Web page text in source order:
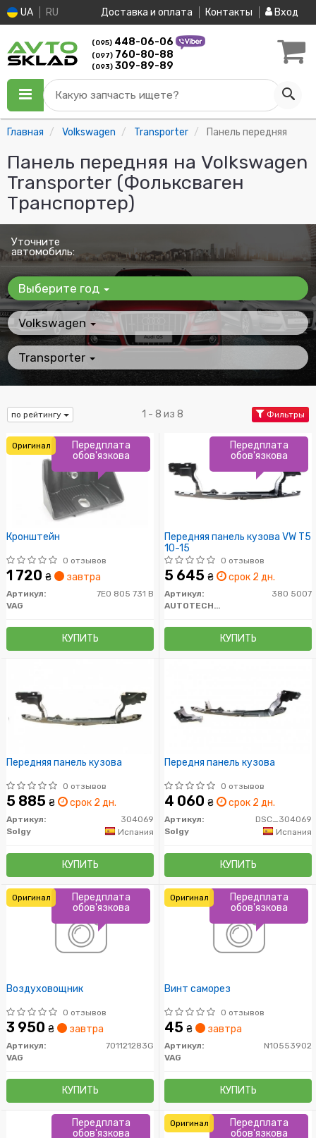
UA RU Доставка и оплата Контакты Вход
(095) 448-06-06
(097) 760-80-88
(093) 309-89-89
Какую запчасть ищете?
Главная Volkswagen Transporter Панель передняя
Панель передняя на Volkswagen
Transporter (Фольксваген
Транспортер)
Уточните
автомобиль:
Выберите год
Volkswagen
Transporter
по рейтингу 1 - 8 из 8 Фильтры
Кронштейн
0 отзывов
1 720 ₴ завтра
Артикул:
7E0 805 731 B
VAG
КУПИТЬ
Передплата
обов'язкова
Оригинал
Передняя панель кузова VW T5
10-15
0 отзывов
5 645 ₴ срок 2 дн.
Артикул:
380 5007
AUTOTECHTEILE
КУПИТЬ
Передплата
обов'язкова
Передняя панель кузова
0 отзывов
5 885 ₴ срок 2 дн.
Артикул:
304069
Solgy
Испания
КУПИТЬ
Передня панель кузова
0 отзывов
4 060 ₴ срок 2 дн.
Артикул:
DSC_304069
Solgy
Испания
КУПИТЬ
Воздуховощник
0 отзывов
3 950 ₴ завтра
Артикул:
701121283G
VAG
КУПИТЬ
Передплата
обов'язкова
Оригинал
Винт саморез
0 отзывов
45 ₴ завтра
Артикул:
N10553902
VAG
КУПИТЬ
Передплата
обов'язкова
Оригинал
Передплата
обов'язкова
Передплата
обов'язкова
Оригинал